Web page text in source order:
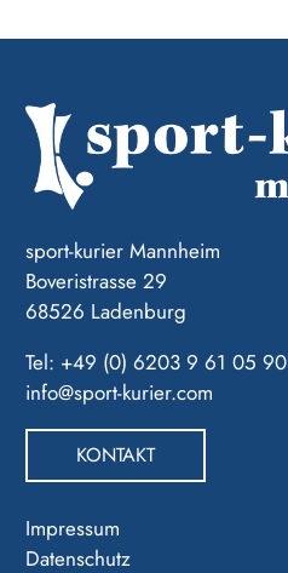
sport-kurier Mannheim
Boveristrasse 29
68526 Ladenburg
Tel: +49 (0) 6203 9 61 05 90
info@sport-kurier.com
KONTAKT
Impressum
Datenschutz